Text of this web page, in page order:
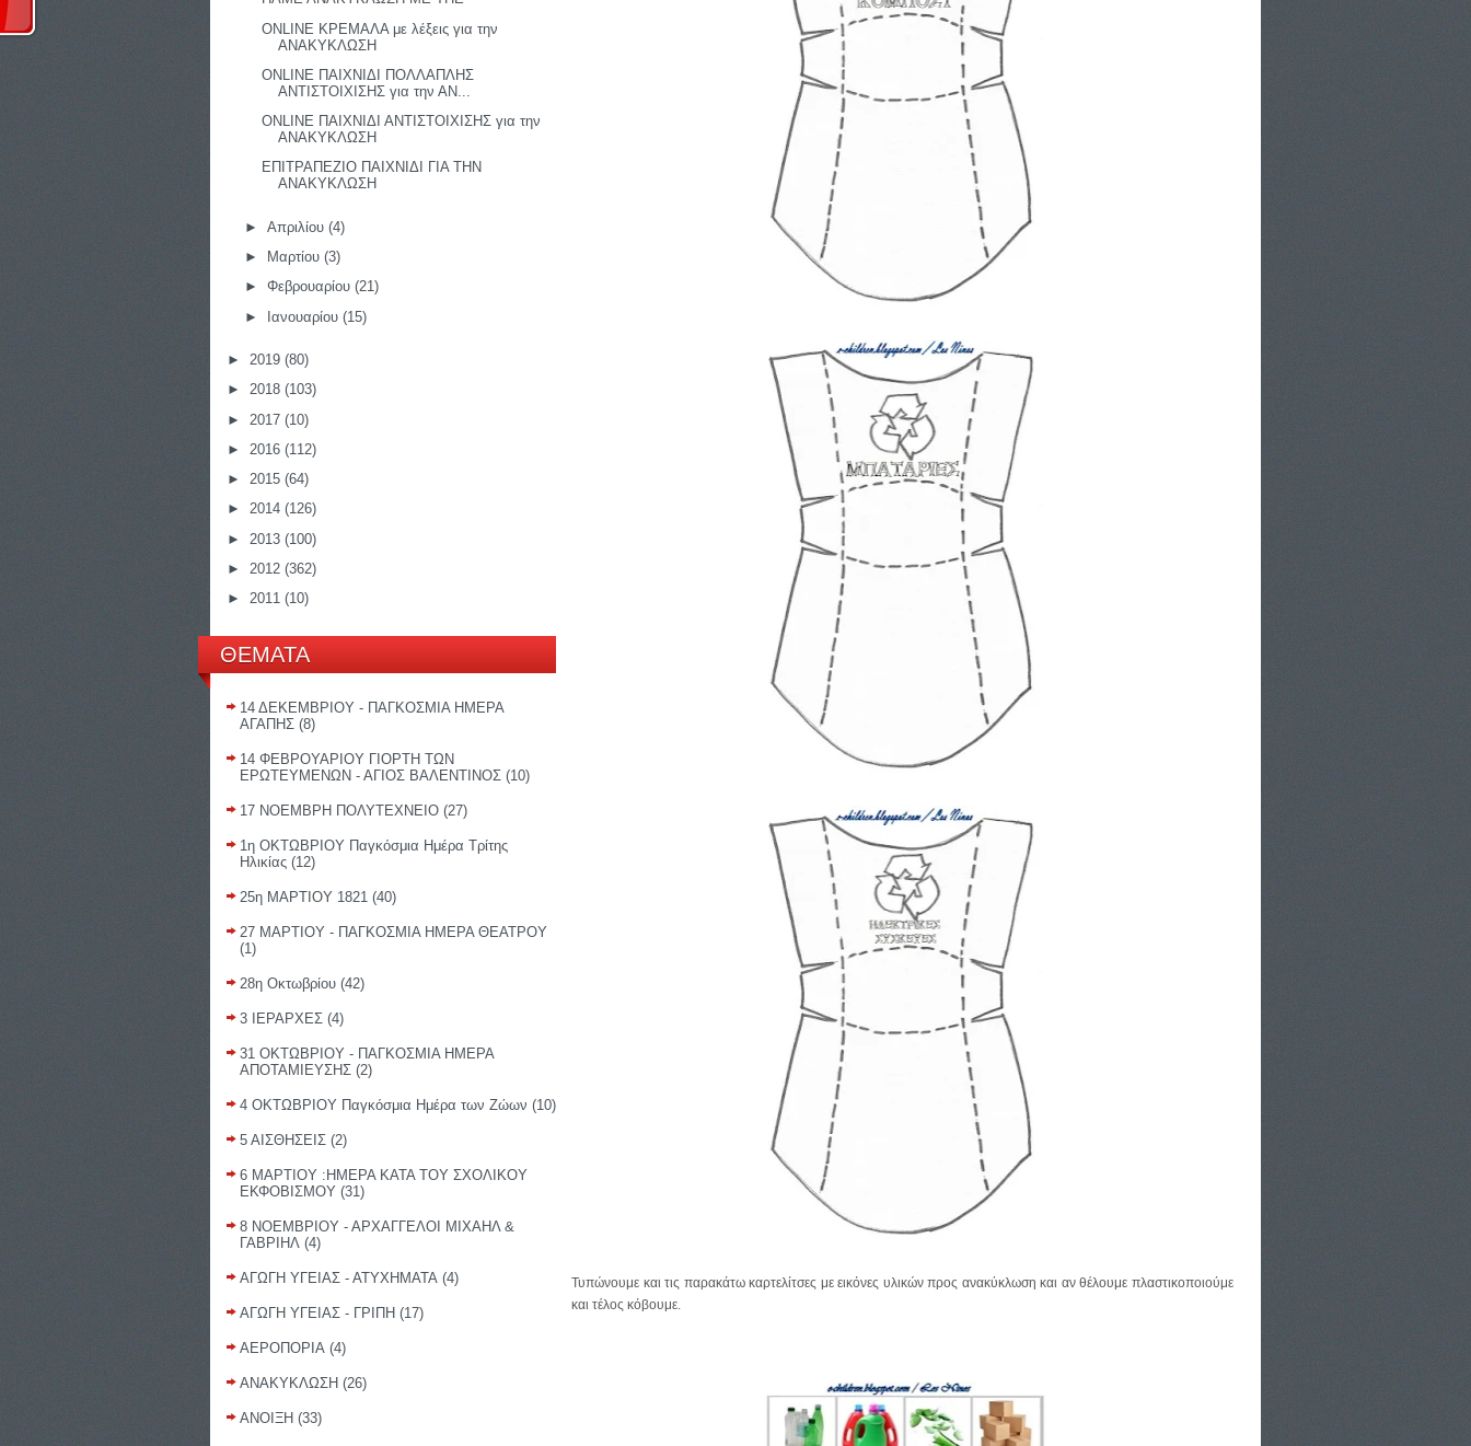
ONLINE ΚΡΕΜΑΛΑ με λέξεις για την
ΑΝΑΚΥΚΛΩΣΗ
ONLINE ΠΑΙΧΝΙΔΙ ΠΟΛΛΑΠΛΗΣ
ΑΝΤΙΣΤΟΙΧΙΣΗΣ για την ΑΝ...
ONLINE ΠΑΙΧΝΙΔΙ ΑΝΤΙΣΤΟΙΧΙΣΗΣ για την
ΑΝΑΚΥΚΛΩΣΗ
ΕΠΙΤΡΑΠΕΖΙΟ ΠΑΙΧΝΙΔΙ ΓΙΑ ΤΗΝ
ΑΝΑΚΥΚΛΩΣΗ
► Απριλίου (4)
►
Μαρτίου (3)
► Φεβρουαρίου (21)
► Ιανουαρίου (15)
► 2019 (80)
► 2018 (103)
► 2017 (10)
► 2016 (112)
► 2015 (64)
► 2014 (126)
► 2013 (100)
► 2012 (362)
► 2011 (10)
ΘΕΜΑΤΑ
14 ΔΕΚΕΜΒΡΙΟΥ - ΠΑΓΚΟΣΜΙΑ ΗΜΕΡΑ
ΑΓΑΠΗΣ (8)
14 ΦΕΒΡΟΥΑΡΙΟΥ ΓΙΟΡΤΗ ΤΩΝ
ΕΡΩΤΕΥΜΕΝΩΝ - ΑΓΙΟΣ ΒΑΛΕΝΤΙΝΟΣ (10)
17 ΝΟΕΜΒΡΗ ΠΟΛΥΤΕΧΝΕΙΟ (27)
1η ΟΚΤΩΒΡΙΟΥ Παγκόσμια Ημέρα Τρίτης
Ηλικίας (12)
25η ΜΑΡΤΙΟΥ 1821 (40)
27 ΜΑΡΤΙΟΥ - ΠΑΓΚΟΣΜΙΑ ΗΜΕΡΑ ΘΕΑΤΡΟΥ
(1)
28η Οκτωβρίου (42)
3 ΙΕΡΑΡΧΕΣ (4)
31 ΟΚΤΩΒΡΙΟΥ - ΠΑΓΚΟΣΜΙΑ ΗΜΕΡΑ
ΑΠΟΤΑΜΙΕΥΣΗΣ (2)
4 ΟΚΤΩΒΡΙΟΥ Παγκόσμια Ημέρα των Ζώων (10)
5 ΑΙΣΘΗΣΕΙΣ (2)
6 ΜΑΡΤΙΟΥ :ΗΜΕΡΑ ΚΑΤΑ ΤΟΥ ΣΧΟΛΙΚΟΥ
ΕΚΦΟΒΙΣΜΟΥ (31)
8 ΝΟΕΜΒΡΙΟΥ - ΑΡΧΑΓΓΕΛΟΙ ΜΙΧΑΗΛ &
ΓΑΒΡΙΗΛ (4)
ΑΓΩΓΗ ΥΓΕΙΑΣ - ΑΤΥΧΗΜΑΤΑ (4)
ΑΓΩΓΗ ΥΓΕΙΑΣ - ΓΡΙΠΗ (17)
ΑΕΡΟΠΟΡΙΑ (4)
ΑΝΑΚΥΚΛΩΣΗ (26)
ΑΝΟΙΞΗ (33)
Τυπώνουμε και τις παρακάτω καρτελίτσες με εικόνες υλικών προς ανακύκλωση και αν θέλουμε πλαστικοποιούμε
και τέλος κόβουμε.